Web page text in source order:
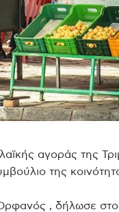
αγοράς της
της
, δήλωσε στο